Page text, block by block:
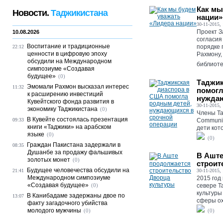
Как
нации»
30-11-2015,
Проект
порядке
30-11-2015,
Члены
дети
(0)
В
30-11-2015,
2015 год
севере
сферы
(0)
Новости. Таджикистана
10.08.2026
22:12
Воспитание и традиционные
ценности в цифровую эпоху
обсудили на Международном
симпозиуме «Создавая
будущее» (0)
11:32 Эмомали Рахмон высказал интерес
к расширению инвестиций
Кувейтского фонда развития в
экономику Таджикистана (0)
09:33
В Кувейте состоялась презентация
книги «Таджики» на арабском
языке (0)
08:35
Граждан Пакистана задержали в
Душанбе за продажу фальшивых
золотых монет (0)
21:41
Будущее человечества обсудили на
Международном симпозиуме
«Создавая будущее» (0)
13:07
В Канибадаме задержаны двое по
факту загадочного убийства
молодого мужчины (0)